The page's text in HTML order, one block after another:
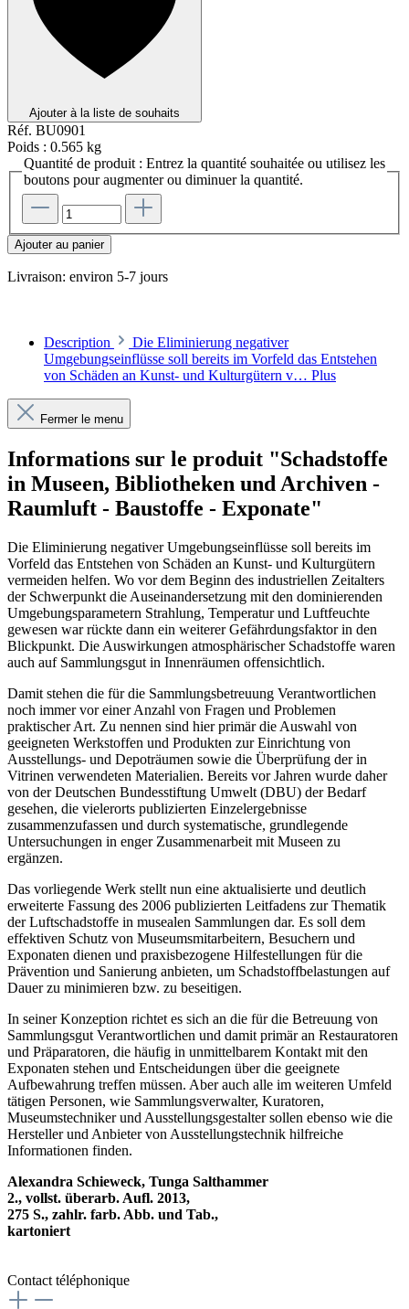
Ajouter à la liste de souhaits
Réf. BU0901
Poids : 0.565 kg
Quantité de produit : Entrez la quantité souhaitée ou utilisez les
boutons pour augmenter ou diminuer la quantité.
Ajouter au panier
Livraison: environ 5-7 jours
Description
Die Eliminierung negativer
Umgebungseinflüsse soll bereits im Vorfeld das Entstehen
von Schäden an Kunst- und Kulturgütern v… Plus
Fermer le menu
Informations sur le produit "Schadstoffe
in Museen, Bibliotheken und Archiven -
Raumluft - Baustoffe - Exponate"
Die Eliminierung negativer Umgebungseinflüsse soll bereits im
Vorfeld das Entstehen von Schäden an Kunst- und Kulturgütern
vermeiden helfen. Wo vor dem Beginn des industriellen Zeitalters
der Schwerpunkt die Auseinandersetzung mit den dominierenden
Umgebungsparametern Strahlung, Temperatur und Luftfeuchte
gewesen war rückte dann ein weiterer Gefährdungsfaktor in den
Blickpunkt. Die Auswirkungen atmosphärischer Schadstoffe waren
auch auf Sammlungsgut in Innenräumen offensichtlich.
Damit stehen die für die Sammlungsbetreuung Verantwortlichen
noch immer vor einer Anzahl von Fragen und Problemen
praktischer Art. Zu nennen sind hier primär die Auswahl von
geeigneten Werkstoffen und Produkten zur Einrichtung von
Ausstellungs- und Depoträumen sowie die Überprüfung der in
Vitrinen verwendeten Materialien. Bereits vor Jahren wurde daher
von der Deutschen Bundesstiftung Umwelt (DBU) der Bedarf
gesehen, die vielerorts publizierten Einzelergebnisse
zusammenzufassen und durch systematische, grundlegende
Untersuchungen in enger Zusammenarbeit mit Museen zu
ergänzen.
Das vorliegende Werk stellt nun eine aktualisierte und deutlich
erweiterte Fassung des 2006 publizierten Leitfadens zur Thematik
der Luftschadstoffe in musealen Sammlungen dar. Es soll dem
effektiven Schutz von Museumsmitarbeitern, Besuchern und
Exponaten dienen und praxisbezogene Hilfestellungen für die
Prävention und Sanierung anbieten, um Schadstoffbelastungen auf
Dauer zu minimieren bzw. zu beseitigen.
In seiner Konzeption richtet es sich an die für die Betreuung von
Sammlungsgut Verantwortlichen und damit primär an Restauratoren
und Präparatoren, die häufig in unmittelbarem Kontakt mit den
Exponaten stehen und Entscheidungen über die geeignete
Aufbewahrung treffen müssen. Aber auch alle im weiteren Umfeld
tätigen Personen, wie Sammlungsverwalter, Kuratoren,
Museumstechniker und Ausstellungsgestalter sollen ebenso wie die
Hersteller und Anbieter von Ausstellungstechnik hilfreiche
Informationen finden.
Alexandra Schieweck, Tunga Salthammer
2., vollst. überarb. Aufl. 2013,
275 S., zahlr. farb. Abb. und Tab.,
kartoniert
Contact téléphonique